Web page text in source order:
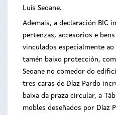
Luís Seoane.
Ademais, a declaración BIC
pertenzas, accesorios e
vinculados especialmente
tamén baixo protección,
Seoane no comedor do
tres caras de Díaz Pardo
baixa da praza circular, a
mobles deseñados por Díaz